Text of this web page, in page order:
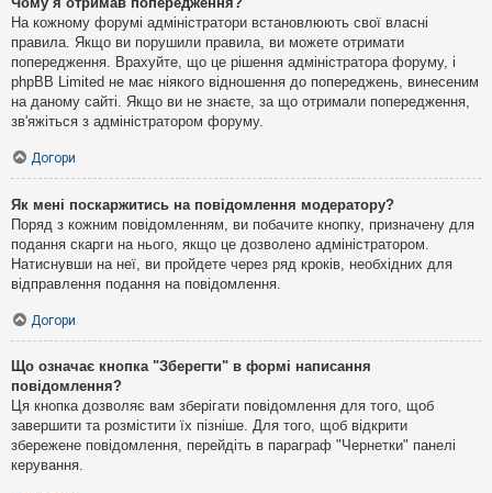
На кожному форумі адміністратори встановлюють свої власні
правила. Якщо ви порушили правила, ви можете отримати
попередження. Врахуйте, що це рішення адміністратора форуму, і
phpBB Limited не має ніякого відношення до попереджень, винесеним
на даному сайті. Якщо ви не знаєте, за що отримали попередження,
зв'яжіться з адміністратором форуму.
Догори
Як мені поскаржитись на повідомлення модератору?
Поряд з кожним повідомленням, ви побачите кнопку, призначену для
подання скарги на нього, якщо це дозволено адміністратором.
Натиснувши на неї, ви пройдете через ряд кроків, необхідних для
відправлення подання на повідомлення.
Догори
Що означає кнопка "Зберегти" в формі написання
повідомлення?
Ця кнопка дозволяє вам зберігати повідомлення для того, щоб
завершити та розмістити їх пізніше. Для того, щоб відкрити
збережене повідомлення, перейдіть в параграф "Чернетки" панелі
керування.